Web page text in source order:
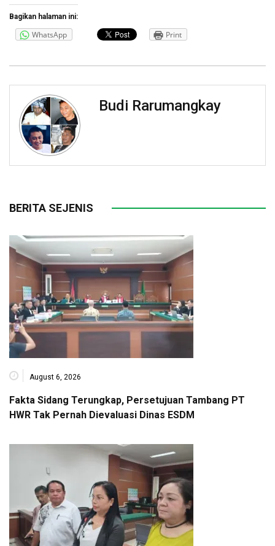
Bagikan halaman ini:
WhatsApp Print
Budi Rarumangkay
BERITA SEJENIS
August 6, 2026
Fakta Sidang Terungkap, Persetujuan Tambang PT
HWR Tak Pernah Dievaluasi Dinas ESDM